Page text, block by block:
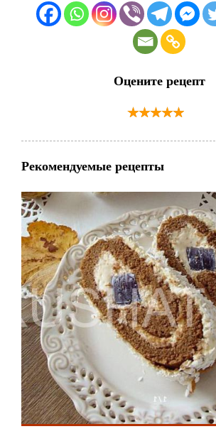
Оцените рецепт
Рекомендуемые рецепты